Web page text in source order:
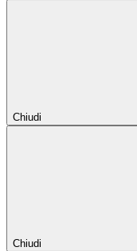
Chiudi
Chiudi